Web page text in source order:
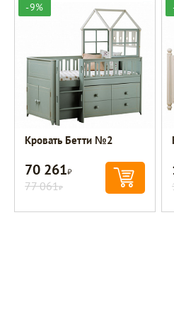
-9%
Кровать Бетти №2
70 261Р
77 061Р